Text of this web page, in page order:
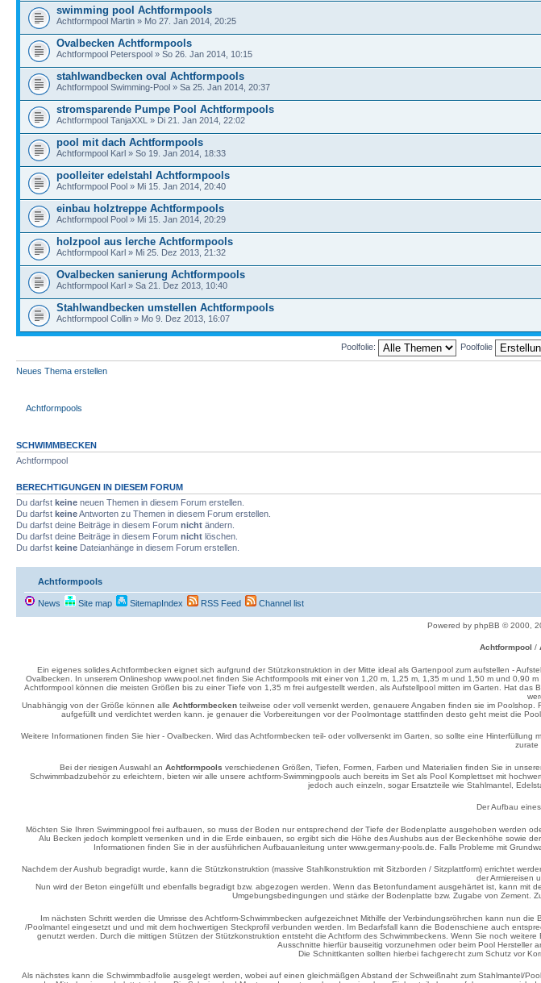
swimming pool Achtformpools
Achtformpool Martin » Mo 27. Jan 2014, 20:25
Ovalbecken Achtformpools
Achtformpool Peterspool » So 26. Jan 2014, 10:15
stahlwandbecken oval Achtformpools
Achtformpool Swimming-Pool » Sa 25. Jan 2014, 20:37
stromsparende Pumpe Pool Achtformpools
Achtformpool TanjaXXL » Di 21. Jan 2014, 22:02
pool mit dach Achtformpools
Achtformpool Karl » So 19. Jan 2014, 18:33
poolleiter edelstahl Achtformpools
Achtformpool Pool » Mi 15. Jan 2014, 20:40
einbau holztreppe Achtformpools
Achtformpool Pool » Mi 15. Jan 2014, 20:29
holzpool aus lerche Achtformpools
Achtformpool Karl » Mi 25. Dez 2013, 21:32
Ovalbecken sanierung Achtformpools
Achtformpool Karl » Sa 21. Dez 2013, 10:40
Stahlwandbecken umstellen Achtformpools
Achtformpool Collin » Mo 9. Dez 2013, 16:07
Poolfolie: Poolfolie
Neues Thema erstellen
Achtformpools
SCHWIMMBECKEN
Achtformpool
BERECHTIGUNGEN IN DIESEM FORUM
Du darfst keine neuen Themen in diesem Forum erstellen.
Du darfst keineAntworten zu Themen in diesem Forum erstellen.
Du darfst deine Beiträge in diesem Forum nicht ändern.
Du darfst deine Beiträge in diesem Forum nicht löschen.
Du darfst keine Dateianhänge in diesem Forum erstellen.
Achtformpools
News Site map SitemapIndex RSS Feed Channel list
Powered by phpBB © 2000,
Achtformpool /
Ein eigenes solides Achtformbecken eignet sich aufgrund der Stützkonstruktion in der Mitte ideal als Gartenpool zum aufstellen -
Ovalbecken. In unserem Onlineshop www.pool.net finden Sie Achtformpools mit einer von 1,20 m, 1,25 m, 1,35 m und 1,50 m und 0,90
Achtformpool können die meisten Größen bis zu einer Tiefe von 1,35 m frei aufgestellt werden, als Aufstellpool mitten im Garten. Hat das
Unabhängig von der Größe können alle Achtformbeckenteilweise oder voll versenkt werden, genauere Angaben finden sie im
aufgefüllt und verdichtet werden kann. je genauer die Vorbereitungen vor der Poolmontage stattfinden desto geht meist die
Weitere Informationen finden Sie hier - Ovalbecken. Wird das Achtformbecken teil- oder vollversenkt im Garten, so sollte eine
zurate
Bei der riesigen Auswahl an Achtformpools verschiedenen Größen, Tiefen, Formen, Farben und Materialien finden Sie in
Schwimmbadzubehör zu erleichtern, bieten wir alle unsere achtform-Swimmingpools auch bereits im Set als Pool Komplettset mit
jedoch auch einzeln, sogar Ersatzteile wie Stahlmantel,
Der Aufbau eines
Möchten Sie Ihren Swimmingpool frei aufbauen, so muss der Boden nur entsprechend der Tiefe der Bodenplatte ausgehoben werden
Alu Becken jedoch komplett versenken und in die Erde einbauen, so ergibt sich die Höhe des Aushubs aus der Beckenhöhe sowie
Informationen finden Sie in der ausführlichen Aufbauanleitung unter www.germany-pools.de. Falls Probleme mit
Nachdem der Aushub begradigt wurde, kann die Stützkonstruktion (massive Stahlkonstruktion mit Sitzborden / Sitzplattform) errichtet
der Armiereisen
Nun wird der Beton eingefüllt und ebenfalls begradigt bzw. abgezogen werden. Wenn das Betonfundament ausgehärtet ist, kann
Umgebungsbedingungen und stärke der Bodenplatte bzw. Zugabe von Zement.
Im nächsten Schritt werden die Umrisse des Achtform-Schwimmbecken aufgezeichnet Mithilfe der Verbindungsröhrchen kann nun
/Poolmantel eingesetzt und und mit dem hochwertigen Steckprofil verbunden werden. Im Bedarfsfall kann die Bodenschiene auch
genutzt werden. Durch die mittigen Stützen der Stützkonstruktion entsteht die Achtform des Schwimmbeckens. Wenn Sie noch
Ausschnitte hierfür bauseitig vorzunehmen oder beim Pool Hersteller
Die Schnittkanten sollten hierbei fachgerecht zum Schutz vor
Als nächstes kann die Schwimmbadfolie ausgelegt werden, wobei auf einen gleichmäßgen Abstand der Schweißnaht zum Stahlmantel/